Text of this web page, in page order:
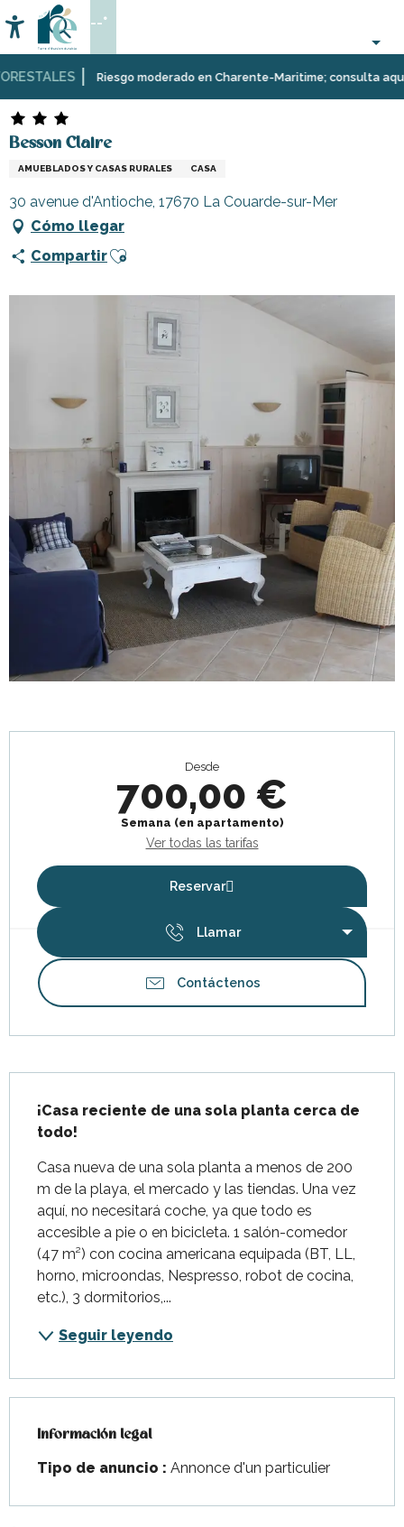
au
contenu
principal
Riesgo moderado en Charente-Maritime; consulta aquí
Accessibilité
Buscar
--°
Página Web EstanciaAlojamiento
AlquileresBesson Claire
Besson Claire
AMUEBLADOS Y CASAS RURALES CASA
30 avenue d'Antioche, 17670 La Couarde-sur-Mer
Cómo llegar
CompartirAjouter aux favoris
Desde
700,00 €
Semana (en apartamento)
Ver todas las tarifas
Reservar
Llamar
Contáctenos
¡Casa reciente de una sola planta cerca de
todo!
Casa nueva de una sola planta a menos de 200
m de la playa, el mercado y las tiendas. Una vez
aquí, no necesitará coche, ya que todo es
accesible a pie o en bicicleta. 1 salón-comedor
(47 m²) con cocina americana equipada (BT, LL,
horno, microondas, Nespresso, robot de cocina,
etc.), 3 dormitorios,...
Seguir leyendo
Información legal
Información legal
Tipo de anuncio : Annonce d'un particulier